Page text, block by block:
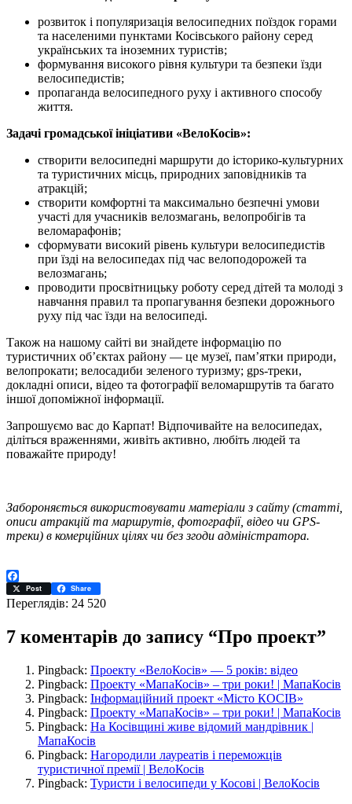
розвиток і популяризація велосипедних поїздок горами
та населеними пунктами Косівського району серед
українських та іноземних туристів;
формування високого рівня культури та безпеки їзди
велосипедистів;
пропаганда велосипедного руху і активного способу
життя.
Задачі громадської ініціативи «ВелоКосів»:
створити велосипедні маршрути до історико-культурних
та туристичних місць, природних заповідників та
атракцій;
створити комфортні та максимально безпечні умови
участі для учасників велозмагань, велопробігів та
веломарафонів;
сформувати високий рівень культури велосипедистів
при їзді на велосипедах під час велоподорожей та
велозмагань;
проводити просвітницьку роботу серед дітей та молоді з
навчання правил та пропагування безпеки дорожнього
руху під час їзди на велосипеді.
Також на нашому сайті ви знайдете інформацію по
туристичних об’єктах району — це музеї, пам’ятки природи,
велопрокати; велосадиби зеленого туризму; gps-треки,
докладні описи, відео та фотографії веломаршрутів та багато
іншої допоміжної інформації.
Запрошуємо вас до Карпат! Відпочивайте на велосипедах,
діліться враженнями, живіть активно, любіть людей та
поважайте природу!
Забороняється використовувати матеріали з сайту (статті,
описи атракцій та маршрутів, фотографії, відео чи GPS-
треки) в комерційних цілях чи без згоди адміністратора.
Facebook
Post Share
Переглядів: 24 520
7 коментарів до запису “Про проект”
Pingback: Проекту «ВелоКосів» — 5 років: відео
Pingback: Проекту «МапаКосів» – три роки! | МапаКосів
Pingback: Інформаційний проект «Місто КОСІВ»
Pingback: Проекту «МапаКосів» – три роки! | МапаКосів
Pingback: На Косівщині живе відомий мандрівник |
МапаКосів
Pingback: Нагородили лауреатів і переможців
туристичної премії | ВелоКосів
Pingback: Туристи і велосипеди у Косові | ВелоКосів